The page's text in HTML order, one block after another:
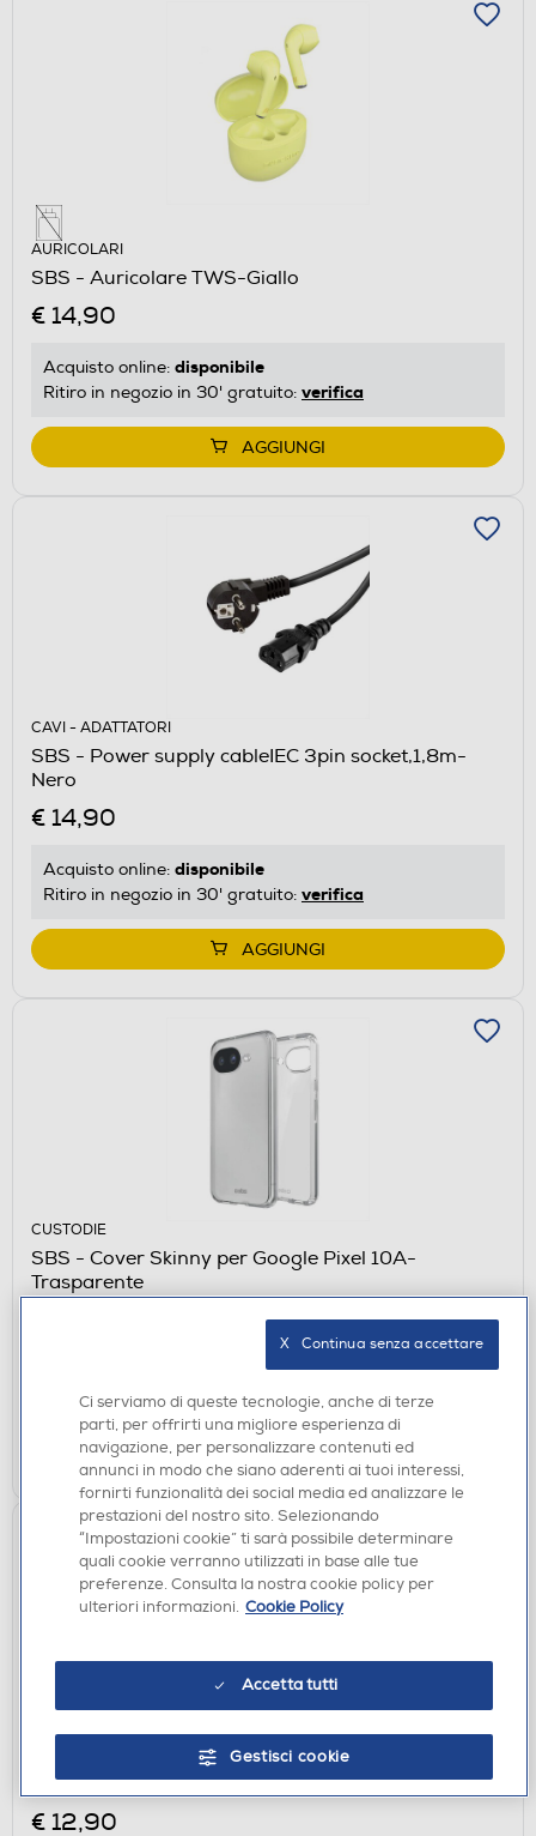
AURICOLARI
SBS - Auricolare TWS-Giallo
€ 14,90
Acquisto online: disponibile
Ritiro in negozio in 30' gratuito: verifica
AGGIUNGI
CAVI - ADATTATORI
SBS - Power supply cableIEC 3pin socket,1,8m-
Nero
€ 14,90
Acquisto online: disponibile
Ritiro in negozio in 30' gratuito: verifica
AGGIUNGI
CUSTODIE
SBS - Cover Skinny per Google Pixel 10A-
Trasparente
Ritiro in negozio in 30' gratuito:verifica
AGGIUNGI
CUSTODIE
SBS - Cover Skinny per Honor 400 Pro-
Trasparente
€ 12,90
Ci serviamo di queste tecnologie, anche di terze
parti, per offrirti una migliore esperienza di
navigazione, per personalizzare contenuti ed
annunci in modo che siano aderenti ai tuoi interessi,
fornirti funzionalità dei social media ed analizzare le
prestazioni del nostro sito. Selezionando
“Impostazioni cookie” ti sarà possibile determinare
quali cookie verranno utilizzati in base alle tue
preferenze. Consulta la nostra cookie policy per
ulteriori informazioni. Cookie Policy
Accetta tutti
Gestisci cookie
X   Continua senza accettare